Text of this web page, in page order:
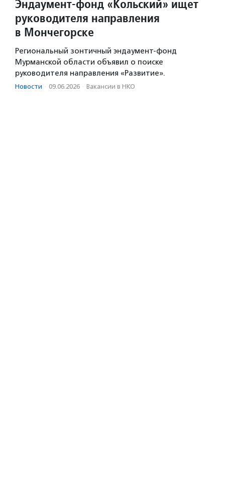
Эндаумент-фонд «Кольский» ищет
руководителя направления
в Мончегорске
Региональный зонтичный эндаумент-фонд
Мурманской области объявил о поиске
руководителя направления «Развитие».
Новости · 09.06.2026 · Вакансии в НКО